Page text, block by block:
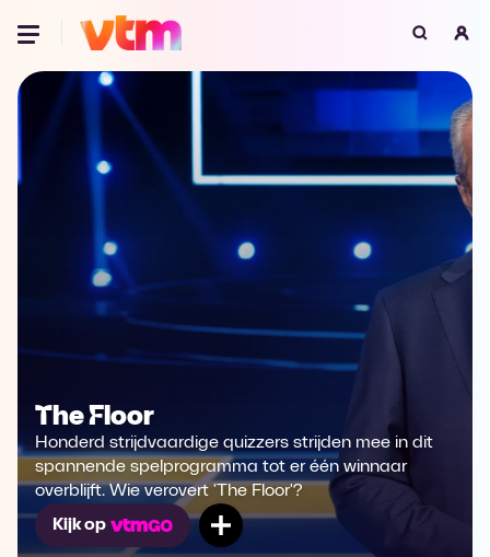
Voor je onze programma's gaat ontdekken,
best je browser updaten of hieronder één
van de ondersteunde browsers
downloaden.
Firefox Download
Safari Download
Opera Download
The Floor
Honderd strijdvaardige quizzers strijden mee in dit
spannende spelprogramma tot er één winnaar
overblijft. Wie verovert 'The Floor'?
Kijk op
Mijn lijst